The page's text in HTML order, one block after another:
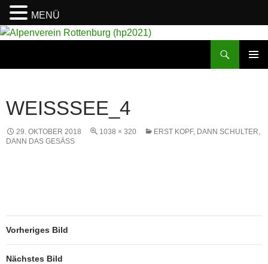
WEISSSEE_4
29. OKTOBER 2018 1038 × 320
ERST KOPF, DANN SCHULTER,
DANN DAS GESÄSS
Vorheriges Bild
Nächstes Bild
MENÜ